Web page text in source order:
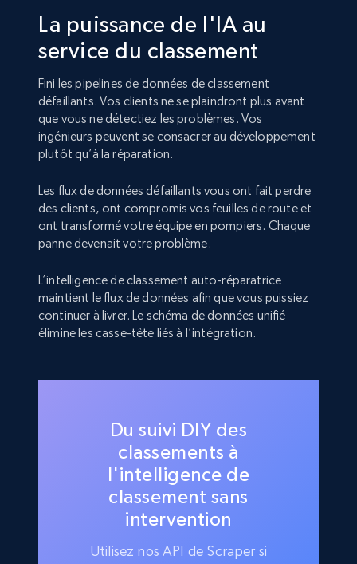
La puissance de l'IA au
service du classement
Fini les pipelines de données de classement
défaillants. Vos clients ne se plaindront plus avant
que vous ne détectiez les problèmes. Vos
ingénieurs peuvent se consacrer au développement
plutôt qu’à la réparation.
Les flux de données défaillants vous ont fait perdre
des clients, ont compromis vos feuilles de route et
ont transformé votre équipe en pompiers. Chaque
panne devenait votre problème.
L’intelligence de classement auto-réparatrice
maintient le flux de données afin que vous puissiez
continuer à livrer. Le schéma de données unifié
élimine les casse-tête liés à l’intégration.
Du suivi DIY des
classements à
l'intelligence de
classement sans
intervention
Utilisez nos API de Scraper si